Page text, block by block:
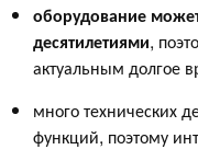
оборудование
десятилетиями,
актуальным долгое
много технических
функций, поэтому